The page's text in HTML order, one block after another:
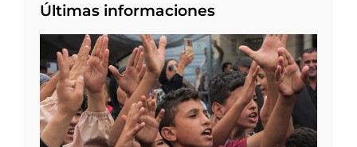
Últimas informaciones